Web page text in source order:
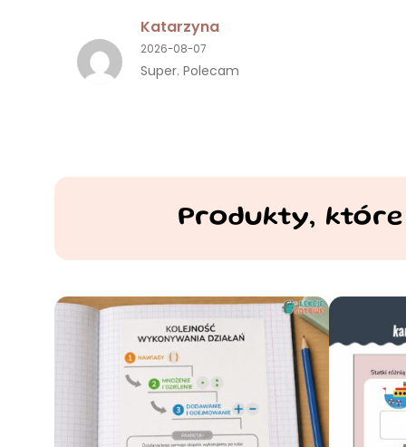
Katarzyna
2026-08-07
Super. Polecam
Produkty, które